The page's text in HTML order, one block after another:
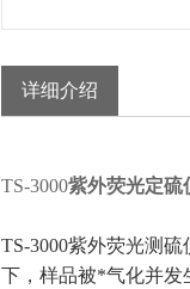
详细介绍
TS-3000紫外荧光定硫
TS-3000紫外荧光测
下，样品被*气化并发